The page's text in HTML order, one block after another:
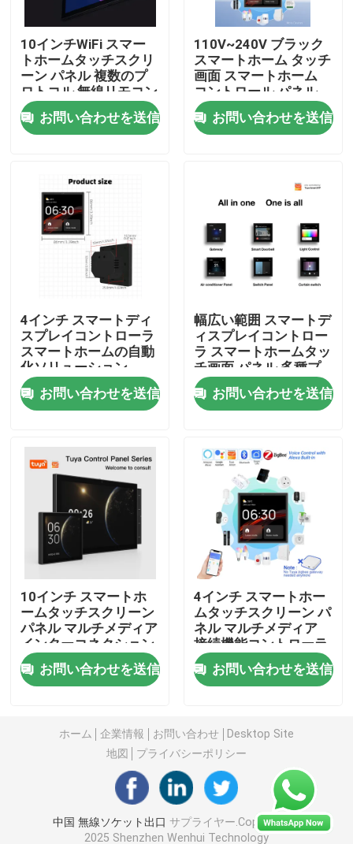
プロダクト
私達について
工場旅行
品質管理
私達に連絡しなさい
引用を要求しなさい
Homekitのスマートなスイッチ
Zigbee スマート スイッチ
無線リモート・コントロール スイッチ
Zigbeeの接触スイッチ
Wifiのスマートなソケット
Zigbeeのスマートなソケット
Homekitのスマートなソケット
自己動力を与えられた無線スイッチ
スマートアラームセンサー
10インチWiFi スマー
トホームタッチスクリ
ーン パネル 複数のプ
ロトコル 無線リモコン
ソケット 内蔵音声制御
お問い合わせを送信
110V~240V ブラック
スマートホーム タッチ
画面 スマートホーム
コントロール パネル
複数のスマート接続 内
蔵音声制御
お問い合わせを送信
4インチ スマートディ
スプレイコントローラ
スマートホームの自動
化ソリューション
お問い合わせを送信
幅広い範囲 スマートデ
ィスプレイコントロー
ラ スマートホームタッ
チ画面 パネル 多種プ
ロトコル 機能 組み込
みのバイオス機能
お問い合わせを送信
10インチ スマートホ
ームタッチスクリーン
パネル マルチメディア
インターコネクション
機能コントローラ
お問い合わせを送信
4インチ スマートホー
ムタッチスクリーン パ
ネル マルチメディア
接続機能コントローラ
お問い合わせを送信
ホーム 企業情報 お問い合わせ
Desktop Site
地図
プライバシーポリシー
中国 無線ソケット出口 サプライヤー.Copyright ©
2025 Shenzhen Wenhui Technology